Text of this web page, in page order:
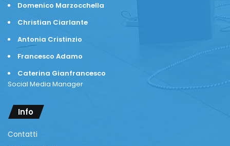
Domenico Marzocchella
Christian Ciarlante
Antonia Cristinzio
Francesco Adamo
Caterina Gianfrancesco
Social Media Manager
Info
Contatti